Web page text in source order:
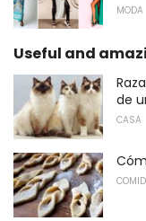
MODA
Useful and
de
CASA